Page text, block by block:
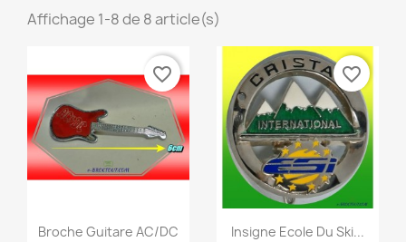
Affichage 1-8 de 8 article(s)
Aperçu rapide
Broche Guitare AC/DC
favorite_border
Aperçu rapide
Insigne Ecole Du Ski...
favorite_border